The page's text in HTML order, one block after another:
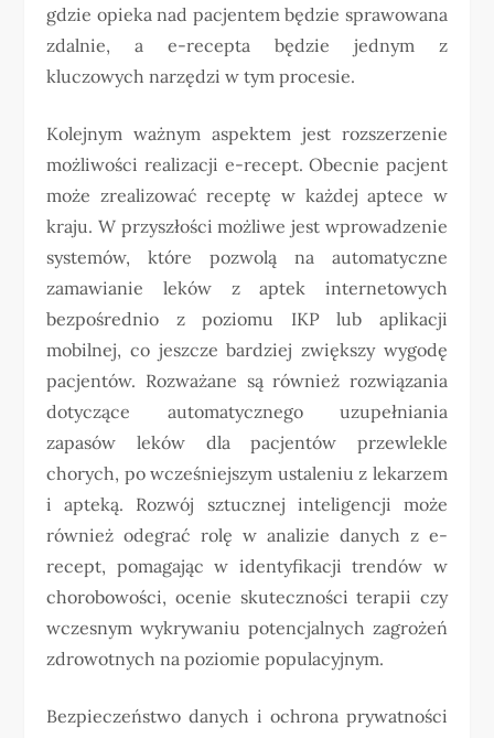
gdzie opieka nad pacjentem będzie sprawowana
zdalnie, a e-recepta będzie jednym z
kluczowych narzędzi w tym procesie.
Kolejnym ważnym aspektem jest rozszerzenie
możliwości realizacji e-recept. Obecnie pacjent
może zrealizować receptę w każdej aptece w
kraju. W przyszłości możliwe jest wprowadzenie
systemów, które pozwolą na automatyczne
zamawianie leków z aptek internetowych
bezpośrednio z poziomu IKP lub aplikacji
mobilnej, co jeszcze bardziej zwiększy wygodę
pacjentów. Rozważane są również rozwiązania
dotyczące automatycznego uzupełniania
zapasów leków dla pacjentów przewlekle
chorych, po wcześniejszym ustaleniu z lekarzem
i apteką. Rozwój sztucznej inteligencji może
również odegrać rolę w analizie danych z e-
recept, pomagając w identyfikacji trendów w
chorobowości, ocenie skuteczności terapii czy
wczesnym wykrywaniu potencjalnych zagrożeń
zdrowotnych na poziomie populacyjnym.
Bezpieczeństwo danych i ochrona prywatności